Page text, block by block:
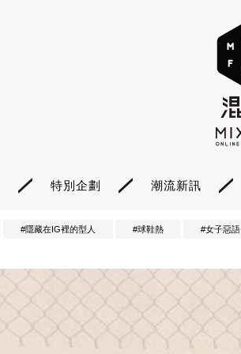
特別企劃 潮流新訊
#隱藏在IG裡的型人 #球鞋熱 #女子惡語